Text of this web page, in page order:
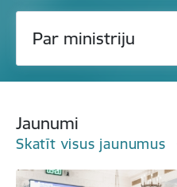
Par ministriju
Jaunumi
Skatīt visus jaunumus